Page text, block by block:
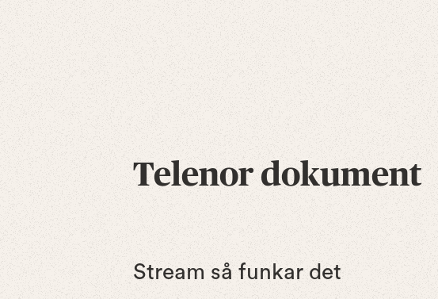
Telenor dokument
Stream så funkar det